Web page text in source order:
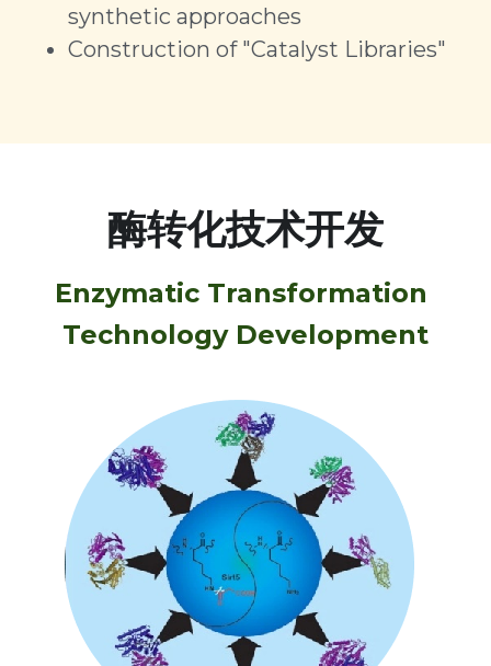
synthetic approaches
Construction of "Catalyst Libraries"
酶转化技术开发
Enzymatic Transformation
Technology Development